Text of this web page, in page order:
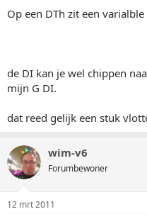
Op een DTh zit een
de DI kan je wel chippen
mijn G DI.
dat reed gelijk een stuk
wim-v6
Forumbewoner
12 mrt 2011